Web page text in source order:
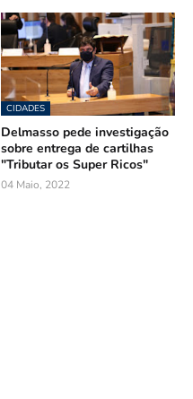
CIDADES
Delmasso pede investigação
sobre entrega de cartilhas
"Tributar os Super Ricos"
04 Maio, 2022